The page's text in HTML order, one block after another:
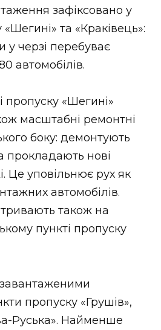
зафіксовано у
та «Краківець»:
у черзі перебуває
автомобілів.
пропуску «Шегині»
масштабні ремонтні
боку: демонтують
прокладають нові
Це уповільнює рух як
автомобілів.
також на
пункті пропуску
пропуску «Грушів»,
Руська». Найменше